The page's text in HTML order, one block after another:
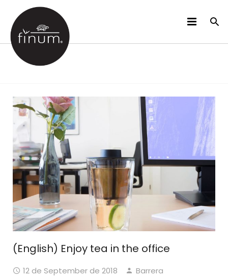
PRODUCTOS
VIDEOS
IDIOMAS
(English) Enjoy tea in the office
12 de September de 2018
Barrera